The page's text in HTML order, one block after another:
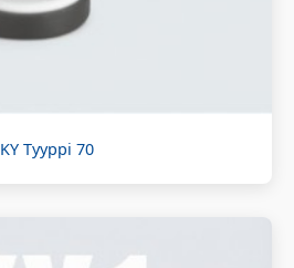
KY Tyyppi 70